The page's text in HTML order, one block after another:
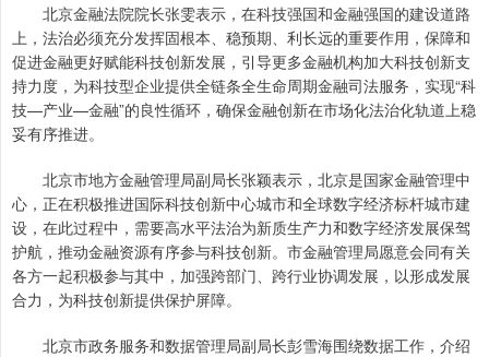
北京金融法院院长张雯表示，在科技强国和金融强国的建设道路
上，法治必须充分发挥固根本、稳预期、利长远的重要作用，保障和
促进金融更好赋能科技创新发展，引导更多金融机构加大科技创新支
持力度，为科技型企业提供全链条全生命周期金融司法服务，实现“科
技—产业—金融”的良性循环，确保金融创新在市场化法治化轨道上稳
妥有序推进。
北京市地方金融管理局副局长张颖表示，北京是国家金融管理中
心，正在积极推进国际科技创新中心城市和全球数字经济标杆城市建
设，在此过程中，需要高水平法治为新质生产力和数字经济发展保驾
护航，推动金融资源有序参与科技创新。市金融管理局愿意会同有关
各方一起积极参与其中，加强跨部门、跨行业协调发展，以形成发展
合力，为科技创新提供保护屏障。
北京市政务服务和数据管理局副局长彭雪海围绕数据工作，介绍